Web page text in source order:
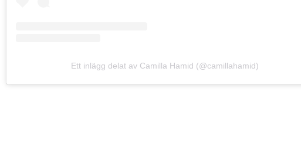
Ett inlägg delat av Camilla Hamid (@camillahamid)